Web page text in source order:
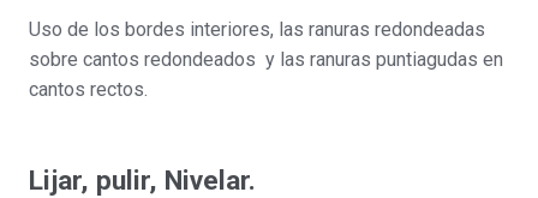
Uso de los bordes interiores, las ranuras redondeadas
sobre cantos redondeados y las ranuras puntiagudas en
cantos rectos.
Lijar, pulir, Nivelar.